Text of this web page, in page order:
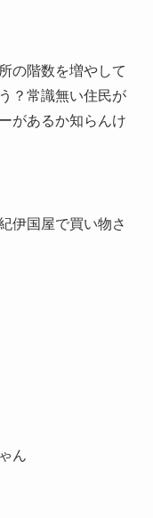
の階数を増やして
？常識無い住民が
があるか知らんけ
伊国屋で買い物さ
ん